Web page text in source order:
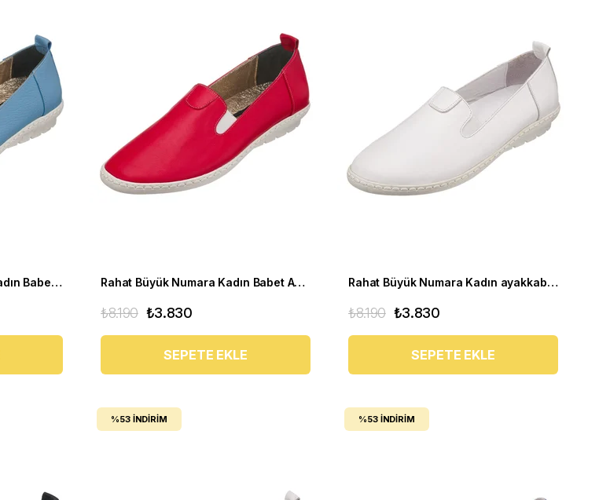
Yumuşak Büyük Numara Kadın Babet Ayakkabı PR 4411 mavi Rahat Büyük Numara Kadın Babet Ayakkabı PR 4411 Kırmızı
₺3.830
₺8.190
SEPETE EKLE
Rahat Büyük Numara Kadın ayakkabı Babet PR 4411 beyaz
₺3.830
₺8.190
SEPETE EKLE
%53 İNDIRIM %53 İNDIRIM